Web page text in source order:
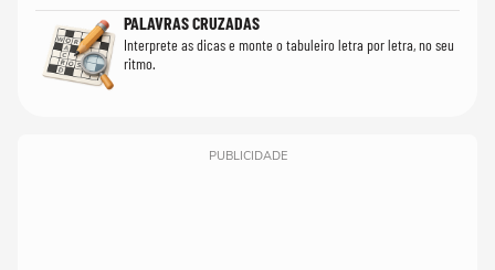
PALAVRAS CRUZADAS
Interprete as dicas e monte o tabuleiro letra por letra, no seu
ritmo.
PUBLICIDADE